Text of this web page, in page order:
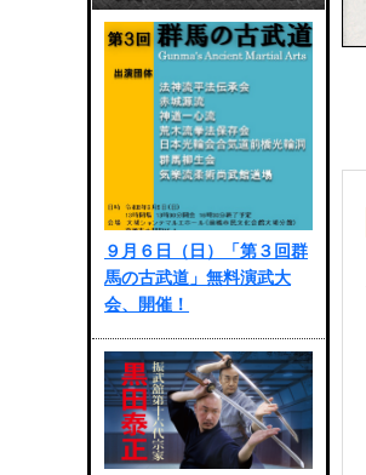
９月６日（日）「第３回群
馬の古武道」無料演武大
会、開催！